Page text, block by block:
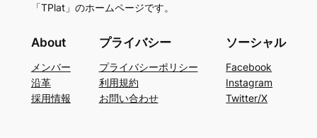
「TPlat」のホームページです。
About
メンバー
沿革
採用情報
プライバシー
プライバシーポリシー
利用規約
お問い合わせ
ソーシャル
Facebook
Instagram
Twitter/X